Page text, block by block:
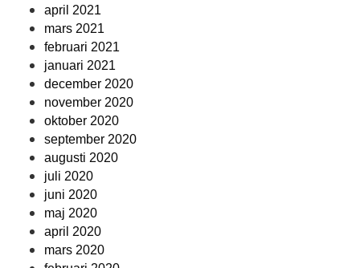
april 2021
mars 2021
februari 2021
januari 2021
december 2020
november 2020
oktober 2020
september 2020
augusti 2020
juli 2020
juni 2020
maj 2020
april 2020
mars 2020